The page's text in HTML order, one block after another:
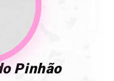
Pinhão